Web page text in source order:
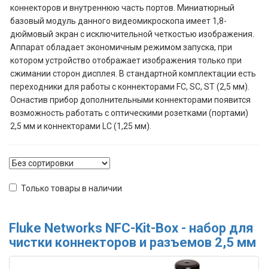
коннекторов и внутреннюю часть портов. Миниатюрный
базовый модуль данного видеомикроскопа имеет 1,8-
дюймовый экран с исключительной четкостью изображения.
Аппарат обладает экономичным режимом запуска, при
котором устройство отображает изображения только при
сжимании сторон дисплея. В стандартной комплектации есть
переходники для работы с коннекторами FC, SC, ST (2,5 мм).
Оснастив прибор дополнительными коннекторами появится
возможность работать с оптическими розетками (портами)
2,5 мм и коннекторами LC (1,25 мм).
Только товары в наличии
Fluke Networks NFC-Kit-Box - набор для
чистки коннекторов и разъемов 2,5 мм